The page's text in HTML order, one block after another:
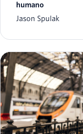
humano
Jason Spulak